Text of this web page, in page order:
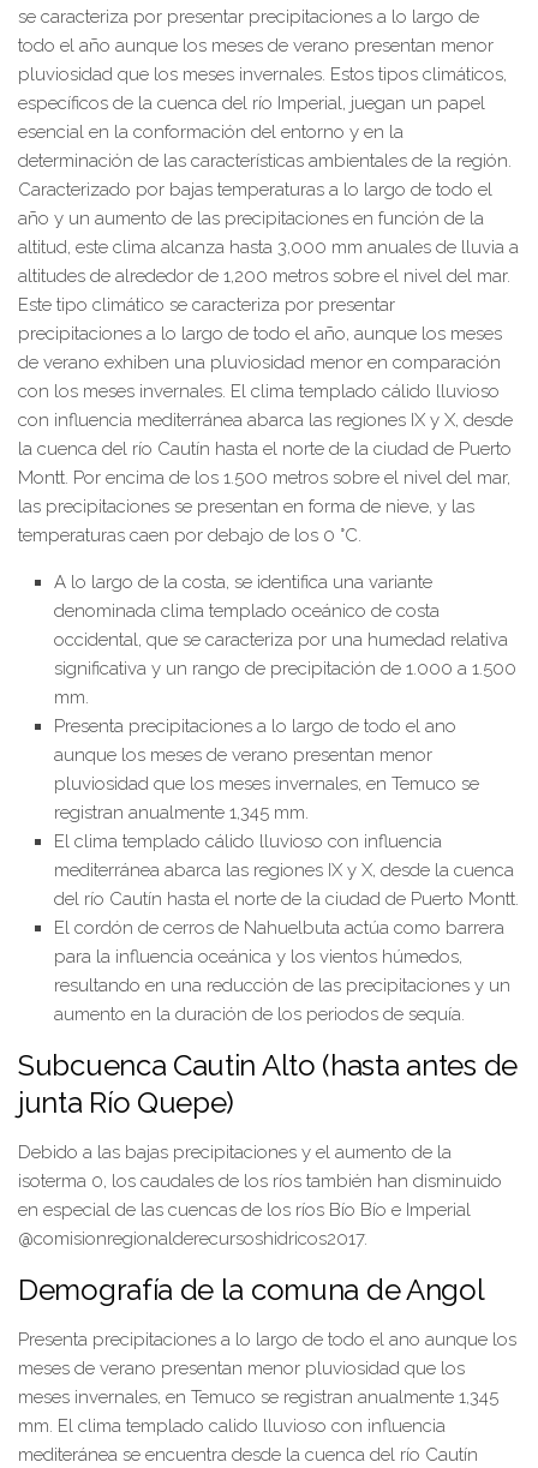
se caracteriza por presentar precipitaciones a lo largo de
todo el año aunque los meses de verano presentan menor
pluviosidad que los meses invernales. Estos tipos climáticos,
específicos de la cuenca del río Imperial, juegan un papel
esencial en la conformación del entorno y en la
determinación de las características ambientales de la región.
Caracterizado por bajas temperaturas a lo largo de todo el
año y un aumento de las precipitaciones en función de la
altitud, este clima alcanza hasta 3,000 mm anuales de lluvia a
altitudes de alrededor de 1,200 metros sobre el nivel del mar.
Este tipo climático se caracteriza por presentar
precipitaciones a lo largo de todo el año, aunque los meses
de verano exhiben una pluviosidad menor en comparación
con los meses invernales. El clima templado cálido lluvioso
con influencia mediterránea abarca las regiones IX y X, desde
la cuenca del río Cautín hasta el norte de la ciudad de Puerto
Montt. Por encima de los 1.500 metros sobre el nivel del mar,
las precipitaciones se presentan en forma de nieve, y las
temperaturas caen por debajo de los 0 °C.
A lo largo de la costa, se identifica una variante
denominada clima templado oceánico de costa
occidental, que se caracteriza por una humedad relativa
significativa y un rango de precipitación de 1.000 a 1.500
mm.
Presenta precipitaciones a lo largo de todo el ano
aunque los meses de verano presentan menor
pluviosidad que los meses invernales, en Temuco se
registran anualmente 1,345 mm.
El clima templado cálido lluvioso con influencia
mediterránea abarca las regiones IX y X, desde la cuenca
del río Cautín hasta el norte de la ciudad de Puerto Montt.
El cordón de cerros de Nahuelbuta actúa como barrera
para la influencia oceánica y los vientos húmedos,
resultando en una reducción de las precipitaciones y un
aumento en la duración de los periodos de sequía.
Subcuenca Cautin Alto (hasta antes de
junta Río Quepe)
Debido a las bajas precipitaciones y el aumento de la
isoterma 0, los caudales de los ríos también han disminuido
en especial de las cuencas de los ríos Bío Bío e Imperial
@comisionregionalderecursoshidricos2017.
Demografía de la comuna de Angol
Presenta precipitaciones a lo largo de todo el ano aunque los
meses de verano presentan menor pluviosidad que los
meses invernales, en Temuco se registran anualmente 1,345
mm. El clima templado calido lluvioso con influencia
mediteránea se encuentra desde la cuenca del río Cautín